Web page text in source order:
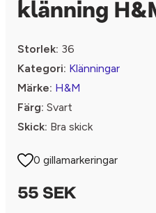
klänning
Storlek: 36
Kategori: Klänningar
Märke: H&M
Färg: Svart
Skick: Bra skick
0 gillamarkeringar
55 SEK